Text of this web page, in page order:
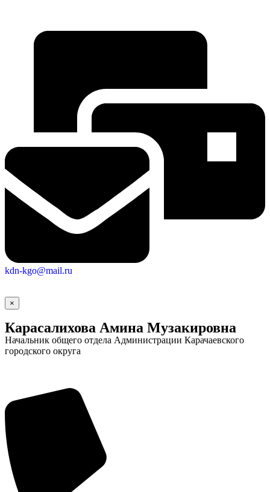
kdn-kgo@mail.ru
×
Карасалихова Амина Музакировна
Начальник общего отдела Администрации Карачаевского
городского округа